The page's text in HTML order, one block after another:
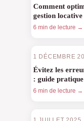
Comment
gestion locative
6 min de lecture →
1 DÉCEMBRE
Évitez les
: guide pratique
6 min de lecture →